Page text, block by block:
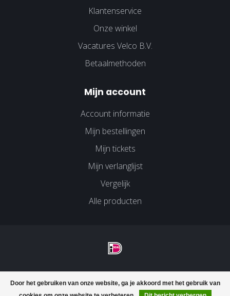
Door het gebruiken van onze website, ga je akkoord met het gebruik van
Klantenservice
Onze winkel
Vacatures Velco B.V.
Betaalmethoden
Mijn account
Account informatie
Mijn bestellingen
Mijn tickets
Mijn verlanglijst
Vergelijk
Alle producten
© Copyright 2026 Velco Huissen - Powered byLightspeed-
Dyvelopment